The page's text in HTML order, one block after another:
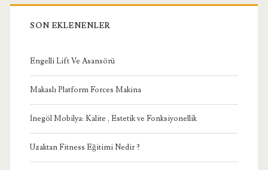
SON EKLENENLER
Engelli Lift Ve Asansörü
Makaslı Platform Forces Makina
İnegöl Mobilya: Kalite , Estetik ve Fonksiyonellik
Uzaktan Fitness Eğitimi Nedir ?